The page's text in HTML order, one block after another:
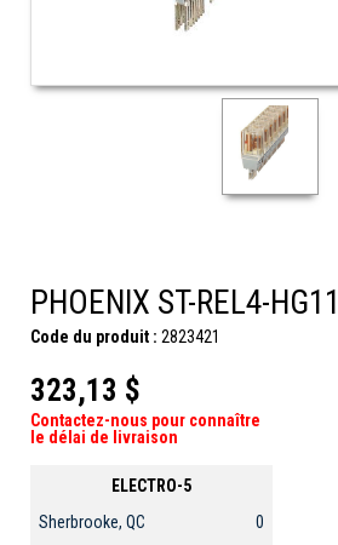
PHOENIX ST-REL4-
Code du produit : 2823421
323,13 $
Contactez-nous pour connaître
le délai de livraison
ELECTRO-5
Sherbrooke, QC
0